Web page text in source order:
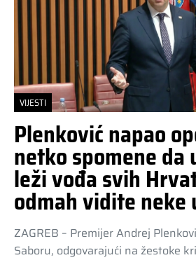
VIJESTI
Plenković napao
netko spomene da
leži vođa svih
odmah vidite neke
ZAGREB – Premijer Andrej
Saboru, odgovarajući na žestoke